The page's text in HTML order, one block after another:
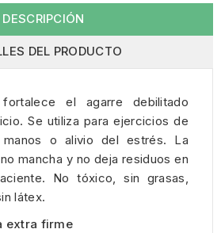
DESCRIPCIÓN
DEL PRODUCTO
el agarre debilitado
Se utiliza para ejercicios de
manos o alivio del estrés. La
mancha y no deja residuos en
No tóxico, sin grasas,
látex.
extra firme